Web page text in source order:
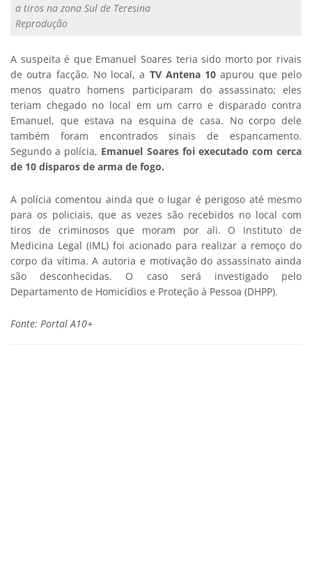
a tiros na zona Sul de Teresina
Reprodução
A suspeita é que Emanuel Soares teria sido morto por rivais
de outra facção. No local, a TV Antena 10 apurou que pelo
menos quatro homens participaram do assassinato; eles
teriam chegado no local em um carro e disparado contra
Emanuel, que estava na esquina de casa. No corpo dele
também foram encontrados sinais de espancamento.
Segundo a polícia, Emanuel Soares foi executado com cerca
de 10 disparos de arma de fogo.
A polícia comentou ainda que o lugar é perigoso até mesmo
para os policiais, que as vezes são recebidos no local com
tiros de criminosos que moram por ali. O Instituto de
Medicina Legal (IML) foi acionado para realizar a remoço do
corpo da vítima. A autoria e motivação do assassinato ainda
são desconhecidas. O caso será investigado pelo
Departamento de Homicídios e Proteção à Pessoa (DHPP).
Fonte: Portal A10+